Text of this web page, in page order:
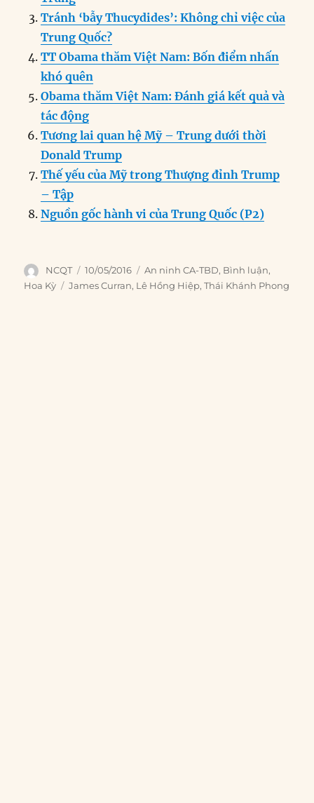
o
k
n
er p m
Tránh ‘bẫy Thucydides’: Không chỉ việc của
Trung Quốc?
TT Obama thăm Việt Nam: Bốn điểm nhấn
khó quên
Obama thăm Việt Nam: Đánh giá kết quả và
tác động
Tương lai quan hệ Mỹ – Trung dưới thời
Donald Trump
Thế yếu của Mỹ trong Thượng đỉnh Trump
– Tập
Nguồn gốc hành vi của Trung Quốc (P2)
Author
NCQT
Posted
on
10/05/2016 Categories
An ninh CA-TBD, Bình luận,
Hoa Kỳ
Tags
James Curran, Lê Hồng Hiệp,Thái Khánh Phong